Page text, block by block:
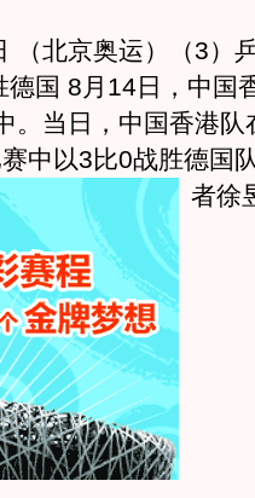
（北京奥运）（3
国 8月14日，中国
。当日，中国香港
中以3比0战胜德国
者徐